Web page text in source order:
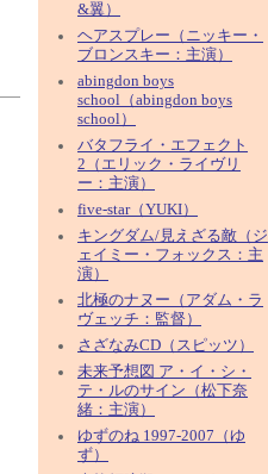
&翼）
ヘアスプレー（ニッキー・
ブロンスキー：主演）
abingdon boys
school（abingdon boys
school）
バタフライ・エフェクト
2（エリック・ライヴリ
ー：主演）
five-star（YUKI）
キングダム/見えざる敵（ジ
ェイミー・フォックス：主
演）
北極のナヌー（アダム・ラ
ヴェッチ：監督）
さざなみCD（スピッツ）
未来予想図 ア・イ・シ・
テ・ルのサイン（松下奈
緒：主演）
ゆずのね 1997-2007（ゆ
ず）